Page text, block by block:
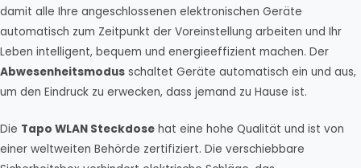
damit alle Ihre angeschlossenen elektronischen Geräte
automatisch zum Zeitpunkt der Voreinstellung arbeiten und Ihr
Leben intelligent, bequem und energieeffizient machen. Der
Abwesenheitsmodus schaltet Geräte automatisch ein und aus,
um den Eindruck zu erwecken, dass jemand zu Hause ist.
Die Tapo WLAN Steckdose hat eine hohe Qualität und ist von
einer weltweiten Behörde zertifiziert. Die verschiebbare